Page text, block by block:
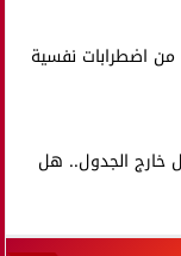
من اضطرابات نفسية
خارج الجدول.. هل